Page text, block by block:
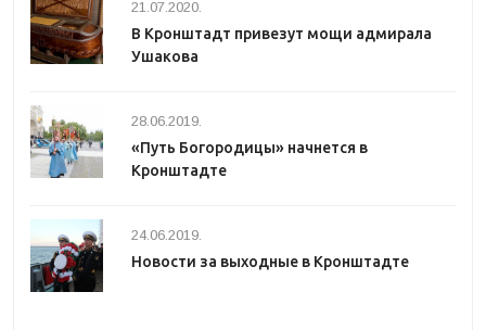
21.07.2020.
В Кронштадт привезут мощи адмирала
Ушакова
28.06.2019.
«Путь Богородицы» начнется в
Кронштадте
24.06.2019.
Новости за выходные в Кронштадте